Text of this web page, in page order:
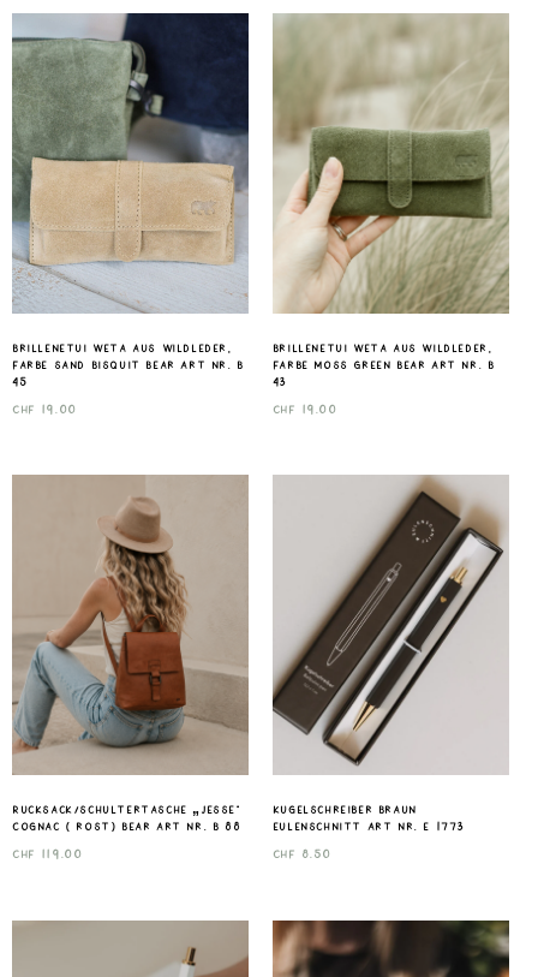
Brillenetui Weta aus Wildleder,
Farbe sand Bisquit Bear Art nr. B
45
CHF 19.00
Brillenetui Weta aus Wildleder,
Farbe Moss Green Bear Art nr. B
43
CHF 19.00
Rucksack/Schultertasche „Jesse“
Cognac ( rost) Bear Art nr. B 88
CHF 119.00
Kugelschreiber Braun
Eulenschnitt Art nr. E 1773
CHF 8.50